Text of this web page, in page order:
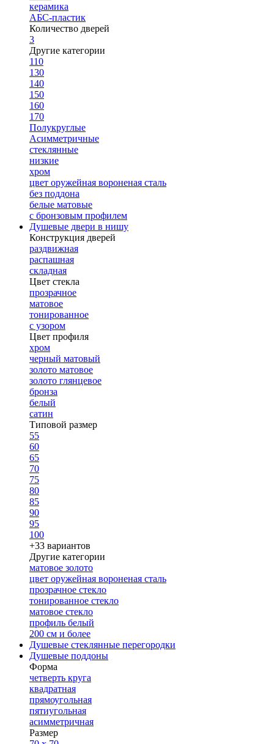
керамика
АБС-пластик
Количество дверей
3
Другие категории
110
130
140
150
160
170
Полукруглые
Асимметричные
стеклянные
низкие
хром
цвет оружейная вороненая сталь
без поддона
белые матовые
с бронзовым профилем
Душевые двери в нишу
Конструкция дверей
раздвижная
распашная
складная
Цвет стекла
прозрачное
матовое
тонированное
с узором
Цвет профиля
хром
черный матовый
золото матовое
золото глянцевое
бронза
белый
сатин
Типовой размер
55
60
65
70
75
80
85
90
95
100
+33 вариантов
Другие категории
матовое золото
цвет оружейная вороненая сталь
прозрачное стекло
тонированное стекло
матовое стекло
профиль белый
200 см и более
Душевые стеклянные перегородки
Душевые поддоны
Форма
четверть круга
квадратная
прямоугольная
пятиугольная
асимметричная
Размер